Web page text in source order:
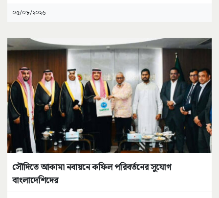
০৫/০৮/২০২৬
সৌদিতে আকামা নবায়নে কফিল পরিবর্তনের সুযোগ
বাংলাদেশিদের